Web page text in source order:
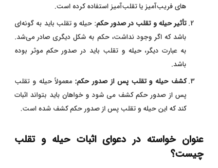
‌های فریب‌آمیز یا تقلب‌آمیز استفاده کرده است.
تأثیر حیله و تقلب در صدور حکم: حیله و تقلب باید به گونه‌ای
باشد که اگر وجود نداشت، حکم به شکل دیگری صادر می‌شد.
به عبارت دیگر، حیله و تقلب باید در صدور حکم موثر بوده
باشد.
کشف حیله و تقلب پس از صدور حکم: معمولاً حیله و تقلب
پس از صدور حکم کشف می ‌شود و خواهان باید بتواند اثبات
کند که این حیله و تقلب پس از صدور حکم کشف شده است.
عنوان خواسته در دعوای اثبات حیله و تقلب
چیست؟